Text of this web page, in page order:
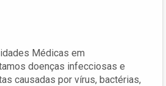
Médicas em
doenças infecciosas e
causadas por vírus, bactérias,